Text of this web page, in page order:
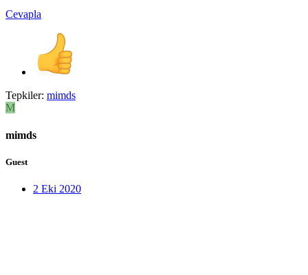
Cevapla
Tepkiler: mimds
M
mimds
Guest
2 Eki 2020